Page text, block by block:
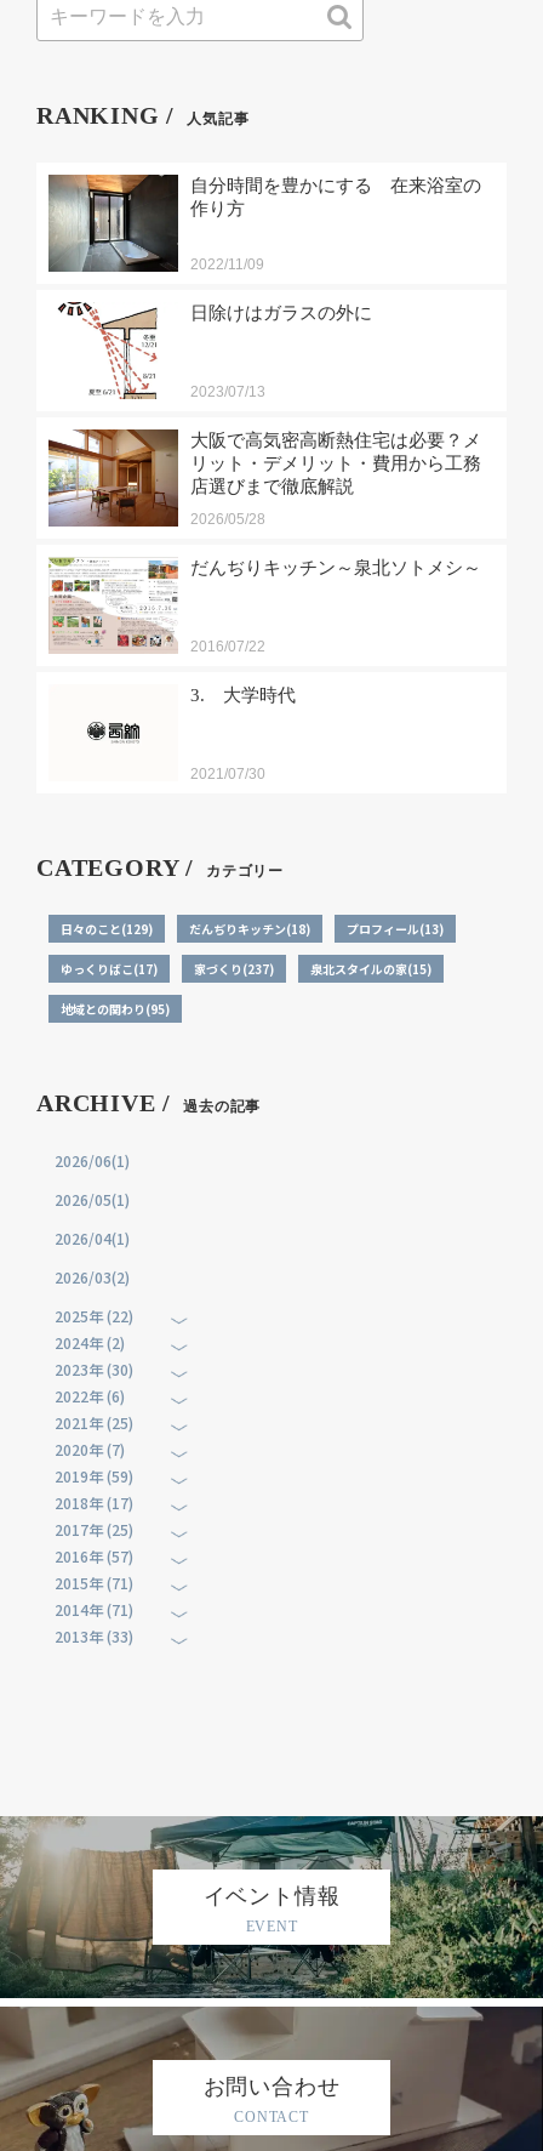
RANKING / 人気記事
自分時間を豊かにする 在来浴室の
作り方
2022/11/09
日除けはガラスの外に
2023/07/13
大阪で高気密高断熱住宅は必要？メ
リット・デメリット・費用から工務
店選びまで徹底解説
2026/05/28
だんぢりキッチン～泉北ソトメシ～
2016/07/22
3. 大学時代
2021/07/30
CATEGORY / カテゴリー
日々のこと(129) だんぢりキッチン(18) プロフィール(13)
ゆっくりばこ(17) 家づくり(237) 泉北スタイルの家(15)
地域との関わり(95)
ARCHIVE / 過去の記事
2026/06(1)
2026/05(1)
2026/04(1)
2026/03(2)
2025年 (22)
2024年 (2)
2023年 (30)
2022年 (6)
2021年 (25)
2020年 (7)
2019年 (59)
2018年 (17)
2017年 (25)
2016年 (57)
2015年 (71)
2014年 (71)
2013年 (33)
イベント情報
EVENT
お問い合わせ
CONTACT